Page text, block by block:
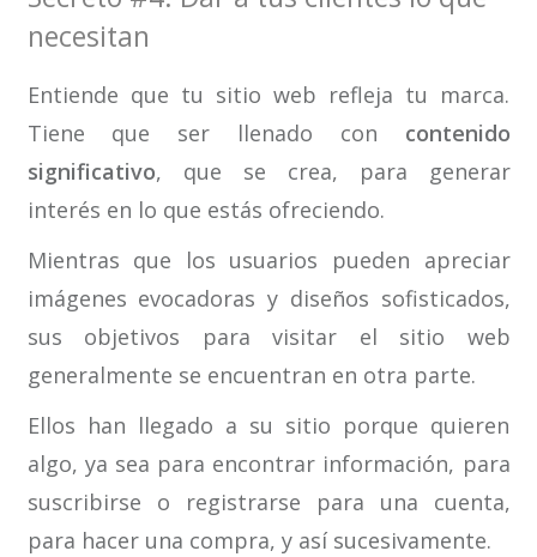
necesitan
Entiende que tu sitio web refleja tu marca.
Tiene que ser llenado con contenido
significativo, que se crea, para generar
interés en lo que estás ofreciendo.
Mientras que los usuarios pueden apreciar
imágenes evocadoras y diseños sofisticados,
sus objetivos para visitar el sitio web
generalmente se encuentran en otra parte.
Ellos han llegado a su sitio porque quieren
algo, ya sea para encontrar información, para
suscribirse o registrarse para una cuenta,
para hacer una compra, y así sucesivamente.